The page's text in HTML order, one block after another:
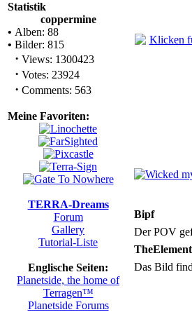
Statistik
coppermine
• Alben: 88
• Bilder: 815
· Views: 1300423
· Votes: 23924
· Comments: 563
Meine Favoriten:
TERRA-Dreams
Forum
Gallery
Tutorial-Liste
Englische Seiten:
Planetside, the home of
Terragen™
Planetside Forums
Bipf
Der POV
TheElement
Das Bild